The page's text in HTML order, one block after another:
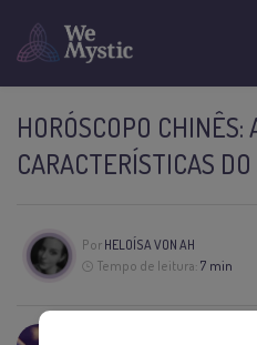
HORÓSCOPO CHINÊS:
CARACTERÍSTICAS
Por HELOÍSA VON AH
Tempo de leitura: 7 min